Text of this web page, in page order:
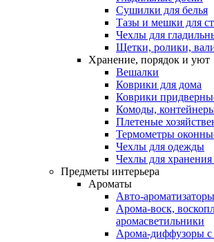
Сушилки для белья
Тазы и мешки для
Чехлы для
Щетки, ролики,
Хранение, порядок и уют
Вешалки
Коврики для дома
Коврики
Комоды,
Плетеные
Термометры
Чехлы для одежды
Чехлы для хранения
Предметы интерьера
Ароматы
Авто-
Арома-воск,
аромасветильники
Арома-диффузоры с